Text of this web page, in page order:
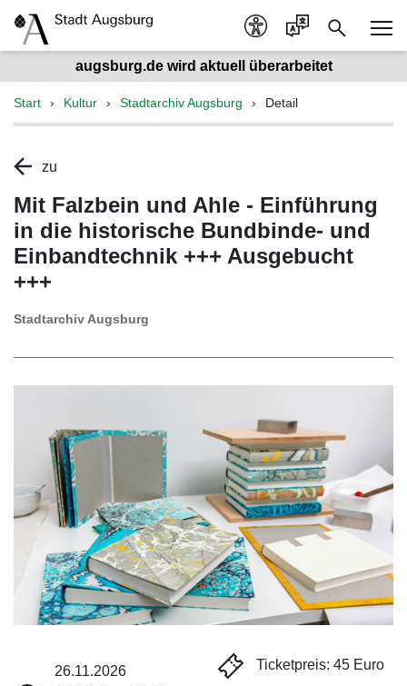
augsburg.de wird aktuell überarbeitet
Start Kultur Stadtarchiv Augsburg Detail
zu
Mit Falzbein und Ahle - Einführung
in die historische Bundbinde- und
Einbandtechnik +++ Ausgebucht
+++
Stadtarchiv Augsburg
26.11.2026
Ticketpreis: 45 Euro